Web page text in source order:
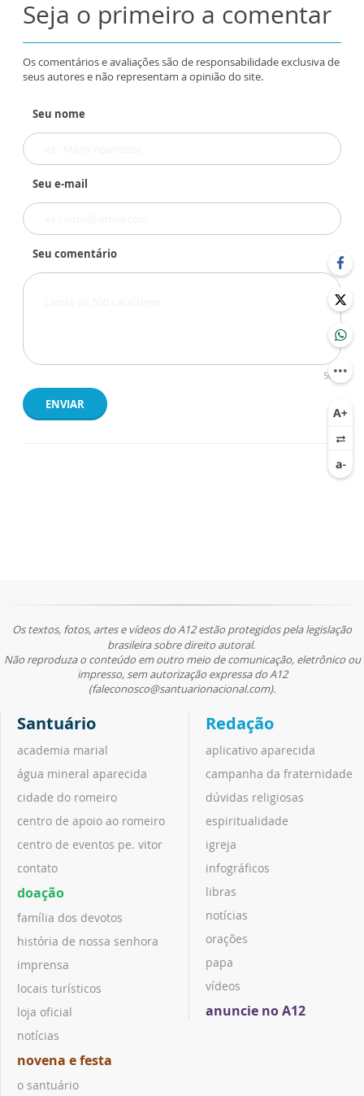
Seja o primeiro a comentar
Os comentários e avaliações são de responsabilidade exclusiva de
seus autores e não representam a opinião do site.
Seu nome
Seu e-mail
Seu comentário
500
ENVIAR
Os textos, fotos, artes e vídeos do A12 estão protegidos pela legislação
brasileira sobre direito autoral.
Não reproduza o conteúdo em outro meio de comunicação, eletrônico ou
impresso, sem autorização expressa do A12
(faleconosco@santuarionacional.com).
Santuário
academia marial
água mineral aparecida
cidade do romeiro
centro de apoio ao romeiro
centro de eventos pe. vitor
contato
doação
família dos devotos
história de nossa senhora
imprensa
locais turísticos
loja oficial
notícias
novena e festa
o santuário
Redação
aplicativo aparecida
campanha da fraternidade
dúvidas religiosas
espiritualidade
igreja
infográficos
libras
notícias
orações
papa
vídeos
anuncie no A12